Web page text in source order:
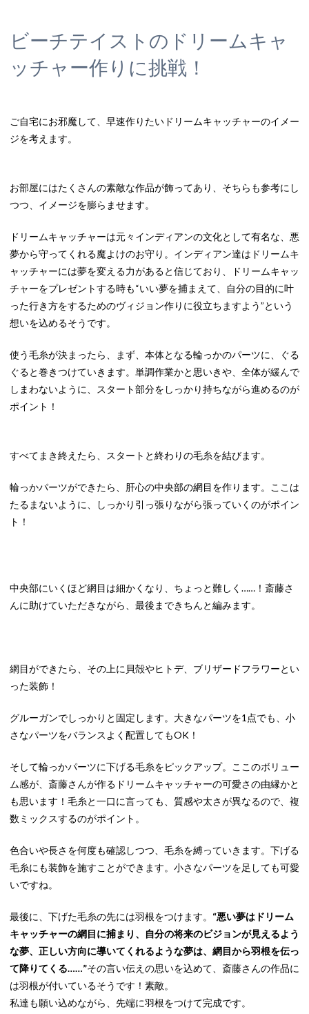
ビーチテイストのドリームキャ
ッチャー作りに挑戦！
ご自宅にお邪魔して、早速作りたいドリームキャッチャーのイメー
ジを考えます。
お部屋にはたくさんの素敵な作品が飾ってあり、そちらも参考にし
つつ、イメージを膨らませます。
ドリームキャッチャーは元々インディアンの文化として有名な、悪
夢から守ってくれる魔よけのお守り。インディアン達はドリームキ
ャッチャーには夢を変える力があると信じており、ドリームキャッ
チャーをプレゼントする時も“いい夢を捕まえて、自分の目的に叶
った行き方をするためのヴィジョン作りに役立ちますよう”という
想いを込めるそうです。
使う毛糸が決まったら、まず、本体となる輪っかのパーツに、ぐる
ぐると巻きつけていきます。単調作業かと思いきや、全体が緩んで
しまわないように、スタート部分をしっかり持ちながら進めるのが
ポイント！
すべてまき終えたら、スタートと終わりの毛糸を結びます。
輪っかパーツができたら、肝心の中央部の網目を作ります。ここは
たるまないように、しっかり引っ張りながら張っていくのがポイン
ト！
中央部にいくほど網目は細かくなり、ちょっと難しく……！斎藤さ
んに助けていただきながら、最後まできちんと編みます。
網目ができたら、その上に貝殻やヒトデ、ブリザードフラワーとい
った装飾！
グルーガンでしっかりと固定します。大きなパーツを1点でも、小
さなパーツをバランスよく配置してもOK！
そして輪っかパーツに下げる毛糸をピックアップ。ここのボリュー
ム感が、斎藤さんが作るドリームキャッチャーの可愛さの由縁かと
も思います！毛糸と一口に言っても、質感や太さが異なるので、複
数ミックスするのがポイント。
色合いや長さを何度も確認しつつ、毛糸を縛っていきます。下げる
毛糸にも装飾を施すことができます。小さなパーツを足しても可愛
いですね。
最後に、下げた毛糸の先には羽根をつけます。 “悪い夢はドリーム
キャッチャーの網目に捕まり、自分の将来のビジョンが見えるよう
な夢、正しい方向に導いてくれるような夢は、網目から羽根を伝っ
て降りてくる……”その言い伝えの思いを込めて、斎藤さんの作品に
は羽根が付いているそうです！素敵。
私達も願い込めながら、先端に羽根をつけて完成です。